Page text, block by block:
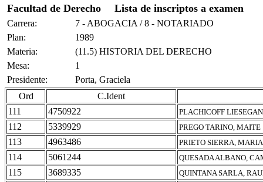
Facultad de Derecho Lista de inscriptos a examen
Carrera:
7 - ABOGACIA / 8 - NOTARIADO
Plan:
1989
Materia:
(11.5) HISTORIA DEL DERECHO
Mesa:
1
Presidente:
Porta, Graciela
Ord
C.Ident
111
4750922 PLACHICOFF
112 5339929 PREGO TARINO, MAITE
113 4963486 PRIETO SIERRA,
114 5061244 QUESADA ALBANO,
115 3689335 QUINTANA SARLA,